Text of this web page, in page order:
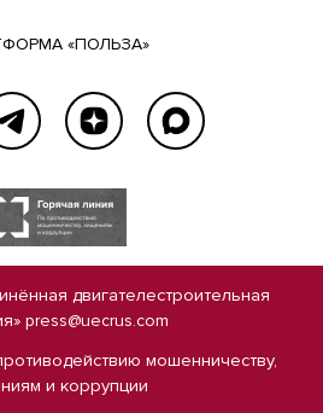
«ПОЛЬЗА»
двигателестроительная
press@uecrus.com
мошенничеству,
и коррупции